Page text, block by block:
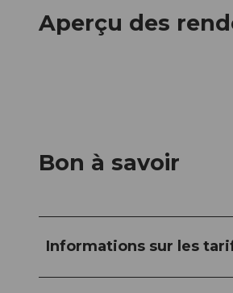
Aperçu des
Bon à savoir
Informations sur les